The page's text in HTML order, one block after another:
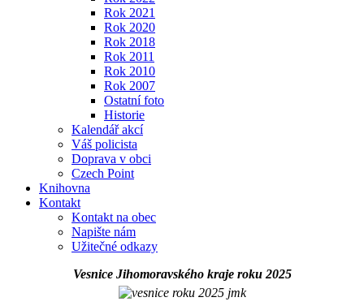
Rok 2021
Rok 2020
Rok 2018
Rok 2011
Rok 2010
Rok 2007
Ostatní foto
Historie
Kalendář akcí
Váš policista
Doprava v obci
Czech Point
Knihovna
Kontakt
Kontakt na obec
Napište nám
Užitečné odkazy
Vesnice Jihomoravského kraje roku 2025